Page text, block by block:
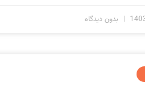
بدون دیدگاه